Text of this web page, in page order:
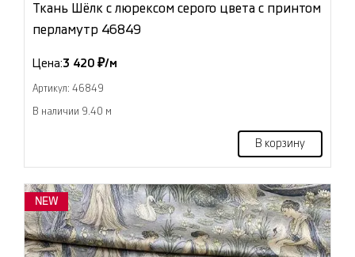
Ткань Шёлк с люрексом серого цвета с принтом
перламутр 46849
Цена:3 420 ₽/м
Артикул: 46849
В наличии 9.40 м
В корзину
NEW